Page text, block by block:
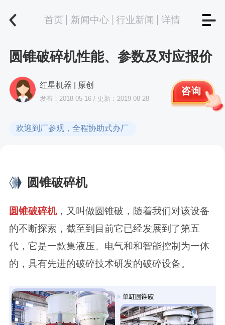
首页 新闻中心 行业新闻 详情
圆锥破碎机性能、参数及对应报价
红星机器 | 原创
发布：2018-05-16 / 更新：2019-08-28
咨询
欢迎到厂参观，全程协助式办厂
圆锥破碎机
圆锥破碎机，又叫做圆锥破，随着我们对该设备
的不断探索，截至到目前它已经发展到了第五
代，它是一款集液压、电气和和智能控制为一体
的，具有先进的破碎技术研发的破碎设备。